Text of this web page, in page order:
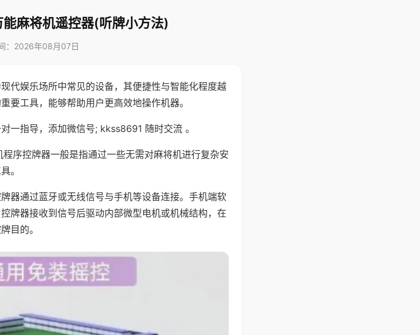
麻将机遥控器(听牌小方法)
：2026年08月07日
代娱乐场所中常见的设备，其便捷性与智能化程度越
要工具，能够帮助用户更高效地操作机器。
一指导，添加微信号; kkss8691 随时交流 。
序控牌器一般是指通过一些无需对麻将机进行复杂安
。
器通过蓝牙或无线信号与手机等设备连接。手机端软
牌器接收到信号后驱动内部微型电机或机械结构，在
目的。